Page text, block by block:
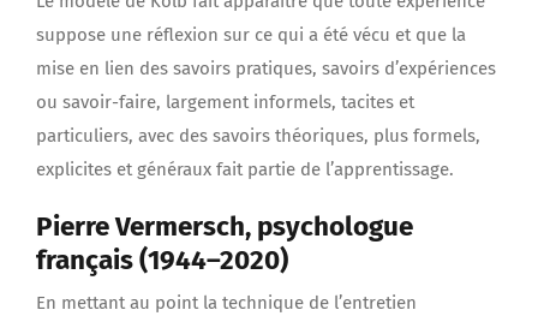
suppose une réflexion sur ce qui a été vécu et que la
mise en lien des savoirs pratiques, savoirs d’expériences
ou savoir-faire, largement informels, tacites et
particuliers, avec des savoirs théoriques, plus formels,
explicites et généraux fait partie de l’apprentissage.
Pierre Vermersch, psychologue
français (1944–2020)
En mettant au point la technique de l’entretien